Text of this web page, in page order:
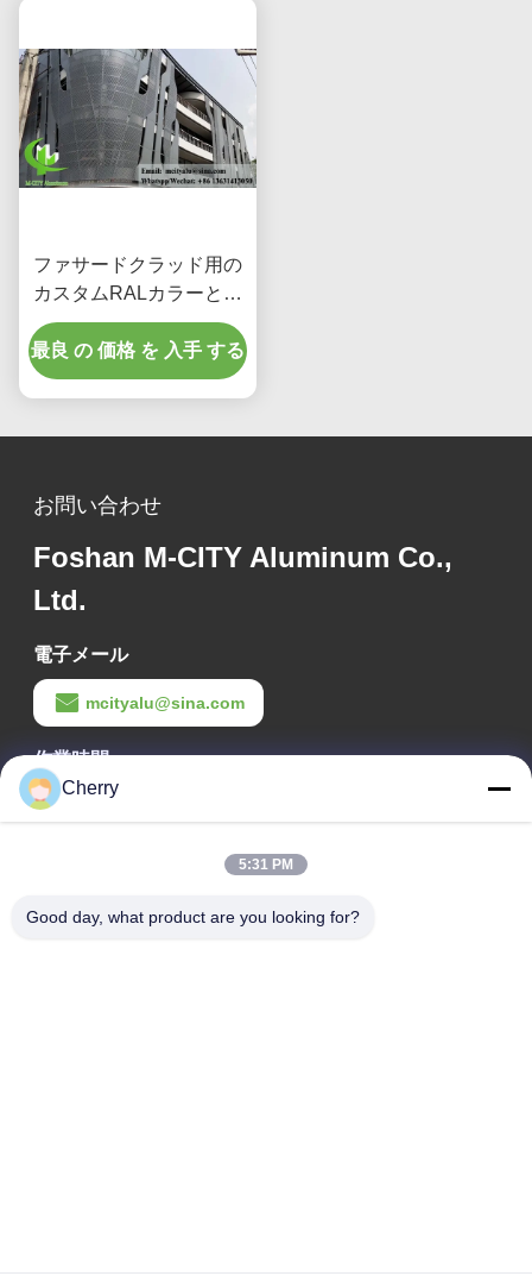
ファサードクラッド用の
カスタムRALカラーとレ
ーザーカットパターンを
備えた粉体塗装パンチン
グアルミニウムパネル
最良 の 価格 を 入手 する
お問い合わせ
Foshan M-CITY Aluminum Co.,
Ltd.
電子メール
mcityalu@sina.com
作業時間
8:00-22:00
ヘグイ工業公園,リシュイ,南海・フォシャン 広東P.R.中国
Cherry
5:31 PM
Good day, what product are you looking for?